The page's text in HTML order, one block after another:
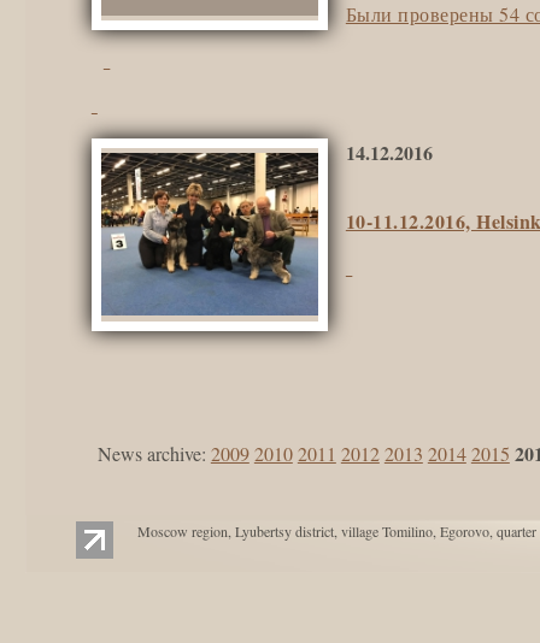
Были проверены 54
14.12.2016
10-11.12.2016,
News archive: 200920102011 20122013 20142015
Moscow region, Lyubertsy district, village Tomilino, Egorovo,